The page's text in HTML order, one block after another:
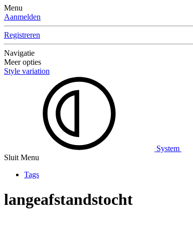
Menu
Aanmelden
Registreren
Navigatie
Meer opties
Style variation
System
Sluit Menu
Tags
langeafstandstocht